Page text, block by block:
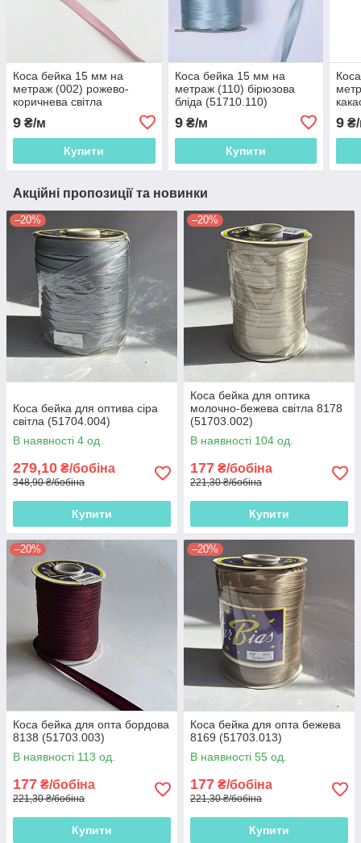
Коса бейка 15 мм на
метраж (002) рожево-
коричнева світла
9 ₴/м
Купити
Коса бейка 15 мм на
метраж (110) бірюзова
бліда (51710.110)
9₴/м
Купити
9
Акційні пропозиції та новинки
–20%
Коса бейка для оптива сіра
світла (51704.004)
В наявності 4 од.
279,10 ₴/бобіна
348,90 ₴/бобіна
Купити
–20%
Коса бейка для оптика
молочно-бежева світла 8178
(51703.002)
В наявності 104 од.
177 ₴/бобіна
221,30 ₴/бобіна
Купити
–20%
Коса бейка для опта бордова
8138 (51703.003)
В наявності 113 од.
177 ₴/бобіна
221,30 ₴/бобіна
Купити
–20%
Коса бейка для опта бежева
8169 (51703.013)
В наявності 55 од.
177 ₴/бобіна
221,30 ₴/бобіна
Купити